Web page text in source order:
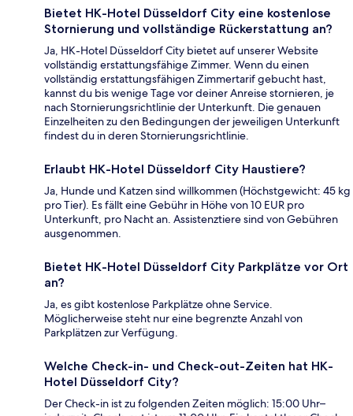
Bietet HK-Hotel Düsseldorf City eine kostenlose
Stornierung und vollständige Rückerstattung an?
Ja, HK-Hotel Düsseldorf City bietet auf unserer Website
vollständig erstattungsfähige Zimmer. Wenn du einen
vollständig erstattungsfähigen Zimmertarif gebucht hast,
kannst du bis wenige Tage vor deiner Anreise stornieren, je
nach Stornierungsrichtlinie der Unterkunft. Die genauen
Einzelheiten zu den Bedingungen der jeweiligen Unterkunft
findest du in deren Stornierungsrichtlinie.
Erlaubt HK-Hotel Düsseldorf City Haustiere?
Ja, Hunde und Katzen sind willkommen (Höchstgewicht: 45 kg
pro Tier). Es fällt eine Gebühr in Höhe von 10 EUR pro
Unterkunft, pro Nacht an. Assistenztiere sind von Gebühren
ausgenommen.
Bietet HK-Hotel Düsseldorf City Parkplätze vor Ort
an?
Ja, es gibt kostenlose Parkplätze ohne Service.
Möglicherweise steht nur eine begrenzte Anzahl von
Parkplätzen zur Verfügung.
Welche Check-in- und Check-out-Zeiten hat HK-
Hotel Düsseldorf City?
Der Check-in ist zu folgenden Zeiten möglich: 15:00 Uhr–